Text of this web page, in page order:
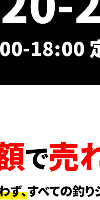
18:00
で売
ず、すべての釣り